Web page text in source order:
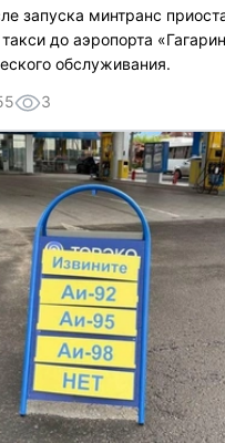
запуска минтранс
до аэропорта
обслуживания.
3